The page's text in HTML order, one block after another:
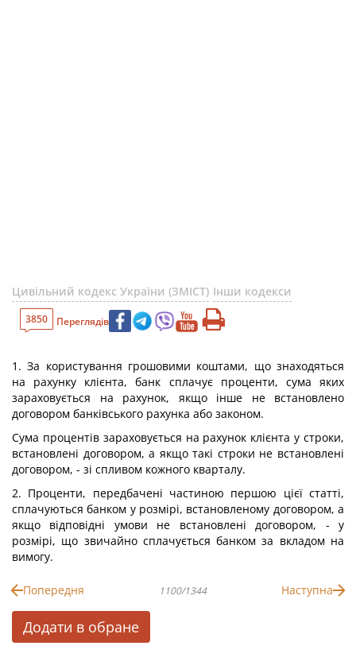
Цивільний кодекс України (ЗМІСТ) Інши кодекси
3850 Переглядів
1. За користування грошовими коштами, що знаходяться
на рахунку клієнта, банк сплачує проценти, сума яких
зараховується на рахунок, якщо інше не встановлено
договором банківського рахунка або законом.
Сума процентів зараховується на рахунок клієнта у строки,
встановлені договором, а якщо такі строки не встановлені
договором, - зі спливом кожного кварталу.
2. Проценти, передбачені частиною першою цієї статті,
сплачуються банком у розмірі, встановленому договором, а
якщо відповідні умови не встановлені договором, - у
розмірі, що звичайно сплачується банком за вкладом на
вимогу.
Попередня 1100/1344 Наступна
Додати в обране